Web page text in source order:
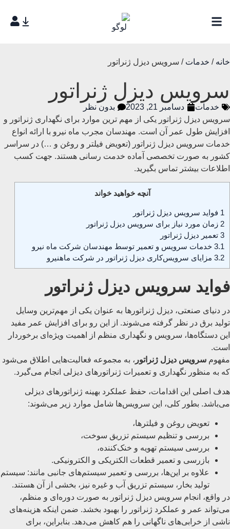
خانه / خدمات / سرویس دیزل ژنراتور
سرویس دیزل ژنراتور
خدمات دسامبر 21, 2023
بدون نظر
سرویس دیزل ژنراتور یکی از مهم ترین موارد برای نگهداری ژنراتور و
افزایش طول عمر آن است. مهندسان مجرب ماه نیرو با ارائه انواع
خدمات سرویس دیزل ژنراتور (تعویض فیلتر و روغن و …) در سراسر
کشور به صورت تخصصی آماده خدمت رسانی هستند. جهت کسب
اطلاعات بیشتر تماس بگیرید.
آنچه خواهید خواند
1 فواید سرویس دیزل ژنراتور
2 زمان مورد نیاز برای سرویس دیزل ژنراتور
3 تعمیر دیزل ژنراتور
3.1 خدمات سرویس و تعمیر توسط مهندسان شرکت ماه نیرو
3.2 مزایای سرویس‌کاری دیزل ژنراتور در شرکت ماهنیرو
فواید سرویس دیزل ژنراتور
در دنیای صنعتی، دیزل ژنراتور‌ها به عنوان یکی از مهم‌ترین وسایل
تولید برق در نظر گرفته می‌شوند. از این رو برای افزایش عمر مفید
این دستگاه‌ها، سرویس و نگهداری منظم از اهمیت ویژه‌ای برخوردار
است.
مفهوم سرویس دیزل ژنراتور ، به مجموعه فعالیت‌هایی اطلاق می‌شود
که به منظور نگهداری و تعمیرات ژنراتورهای دیزلی انجام می‌گیرد.
هدف اصلی این اقدامات، حفظ عملکرد بهینه ژنراتورهای دیزلی
می‌باشد. بطور کلی، این سرویس‌ها شامل موارد زیر می‌شوند:
تعویض روغن و فیلتر‌ها،
بررسی و تنظیم سیستم تزریق سوخت،
بررسی سیستم تهویه و خنک‌کننده،
بازرسی و تعمیر قطعات الکتریکی و الکترونیکی.
علاوه بر این‌ها، بررسی و تعمیر سیستم‌های جانبی مانند: سیستم
تولید بخار، سیستم تزریق آب و غیره نیز، بخشی از آن هستند.
در واقع، انجام سرویس دیزل ژنراتور به صورت دوره‌ای و منظم،
می‌تواند عمر و عملکرد ژنراتور را بهبود بخشد. ضمن اینکه هزینه‌های
ناشی از خرابی‌های ناگهانی را هم کاهش می‌دهد. بنابراین، برای